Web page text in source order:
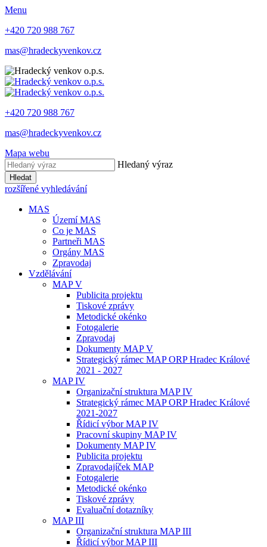
Menu
+420 720 988 767
mas@hradeckyvenkov.cz
+420 720 988 767
mas@hradeckyvenkov.cz
Mapa webu
Hledaný výraz
Hledat
rozšířené vyhledávání
MAS
Území MAS
Co je MAS
Partneři MAS
Orgány MAS
Zpravodaj
Vzdělávání
MAP V
Publicita projektu
Tiskové zprávy
Metodické okénko
Fotogalerie
Zpravodaj
Dokumenty MAP V
Strategický rámec MAP ORP Hradec Králové
2021 - 2027
MAP IV
Organizační struktura MAP IV
Strategický rámec MAP ORP Hradec Králové
2021-2027
Řídicí výbor MAP IV
Pracovní skupiny MAP IV
Dokumenty MAP IV
Publicita projektu
Zpravodajíček MAP
Fotogalerie
Metodické okénko
Tiskové zprávy
Evaluační dotazníky
MAP III
Organizační struktura MAP III
Řídicí výbor MAP III